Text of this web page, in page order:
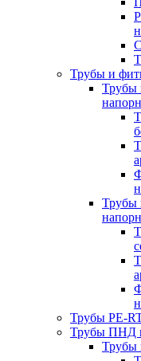
Трубы и
Трубы
Трубы
Трубы PE-
Трубы ПНД
Трубы